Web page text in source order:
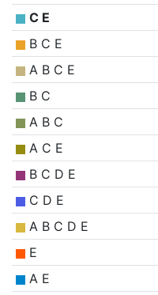
C E
B C E
A B C E
B C
A B C
A C E
B C D E
C D E
A B C D E
E
A E